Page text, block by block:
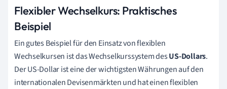
Flexibler Wechselkurs: Praktisches
Beispiel
Ein gutes Beispiel für den Einsatz von flexiblen
Wechselkursen ist das Wechselkurssystem desUS-Dollars.
Der US-Dollar ist eine der wichtigsten Währungen auf den
internationalen Devisenmärkten und hat einen flexiblen